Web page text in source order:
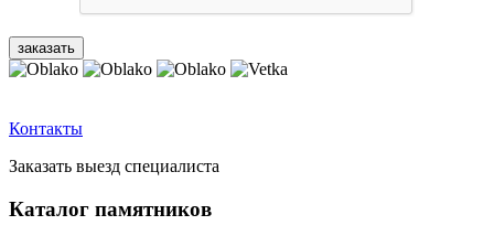
Контакты
Заказать выезд специалиста
Каталог памятников